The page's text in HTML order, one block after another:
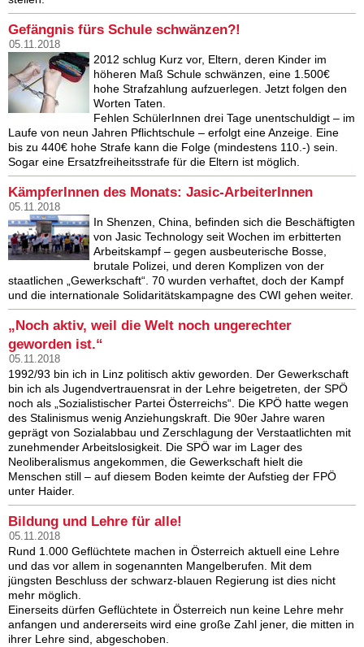
Gefängnis fürs Schule schwänzen?!
05.11.2018
2012 schlug Kurz vor, Eltern, deren Kinder im
höheren Maß Schule schwänzen, eine 1.500€
hohe Strafzahlung aufzuerlegen. Jetzt folgen den
Worten Taten.
Fehlen SchülerInnen drei Tage unentschuldigt – im
Laufe von neun Jahren Pflichtschule – erfolgt eine Anzeige. Eine
bis zu 440€ hohe Strafe kann die Folge (mindestens 110.-) sein.
Sogar eine Ersatzfreiheitsstrafe für die Eltern ist möglich.
KämpferInnen des Monats: Jasic-ArbeiterInnen
05.11.2018
In Shenzen, China, befinden sich die Beschäftigten
von Jasic Technology seit Wochen im erbitterten
Arbeitskampf – gegen ausbeuterische Bosse,
brutale Polizei, und deren Komplizen von der
staatlichen „Gewerkschaft“. 70 wurden verhaftet, doch der Kampf
und die internationale Solidaritätskampagne des CWI gehen weiter.
„Noch aktiv, weil die Welt noch ungerechter
geworden ist.“
05.11.2018
1992/93 bin ich in Linz politisch aktiv geworden. Der Gewerkschaft
bin ich als Jugendvertrauensrat in der Lehre beigetreten, der SPÖ
noch als „Sozialistischer Partei Österreichs“. Die KPÖ hatte wegen
des Stalinismus wenig Anziehungskraft. Die 90er Jahre waren
geprägt von Sozialabbau und Zerschlagung der Verstaatlichten mit
zunehmender Arbeitslosigkeit. Die SPÖ war im Lager des
Neoliberalismus angekommen, die Gewerkschaft hielt die
Menschen still – auf diesem Boden keimte der Aufstieg der FPÖ
unter Haider.
Bildung und Lehre für alle!
05.11.2018
Rund 1.000 Geflüchtete machen in Österreich aktuell eine Lehre
und das vor allem in sogenannten Mangelberufen. Mit dem
jüngsten Beschluss der schwarz-blauen Regierung ist dies nicht
mehr möglich.
Einerseits dürfen Geflüchtete in Österreich nun keine Lehre mehr
anfangen und andererseits wird eine große Zahl jener, die mitten in
ihrer Lehre sind, abgeschoben.